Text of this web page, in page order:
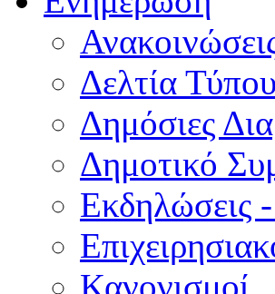
Δελτία Τύπου
Δημόσιες
Δημοτικό
Εκδηλώσεις
Κανονισμοί